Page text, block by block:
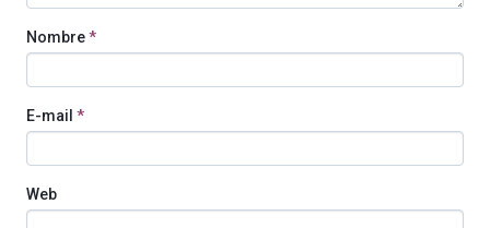
Nombre*
E-mail *
Web